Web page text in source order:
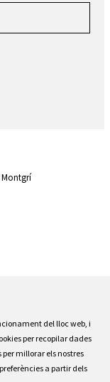
Montgrí
del lloc web, i
per recopilar dades
per millorar els nostres
a partir dels